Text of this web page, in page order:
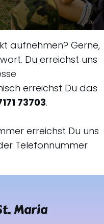
aufnehmen? Gerne,
Du erreichst uns
erreichst Du das
73703.
erreichst Du uns
Telefonnummer
Maria